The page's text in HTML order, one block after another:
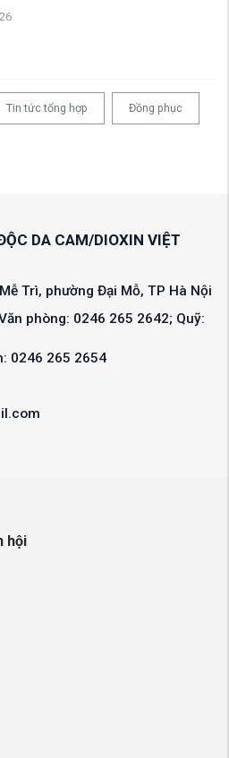
Tin tức tổng hợp Đồng phục
DA CAM/DIOXIN VIỆT
Trì, phường Đại Mỗ, TP Hà Nội
phòng: 0246 265 2642; Quỹ:
0246 265 2654
hội